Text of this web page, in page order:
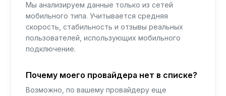
Мы анализируем данные только из сетей
мобильного типа. Учитывается средняя
скорость, стабильность и отзывы реальных
пользователей, использующих мобильного
подключение.
Почему моего провайдера нет в списке?
Возможно, по вашему провайдеру еще